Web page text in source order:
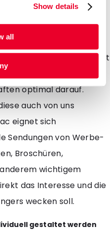
Show details
all
die Hüllen dennoch
und zugleich auch über
ist der empfindliche Inhalt
geschützt.
optimal darauf.
auch von uns
eignet sich
Sendungen von Werbe-
Broschüren,
wichtigem
das Interesse und die
wecken soll.
gestaltet werden